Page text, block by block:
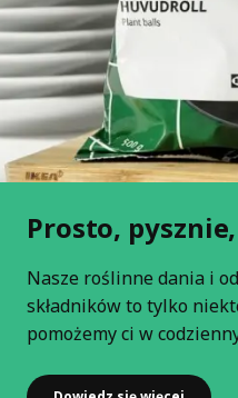
Prosto,
Nasze roślinne dania i
składników to tylko
pomożemy ci w